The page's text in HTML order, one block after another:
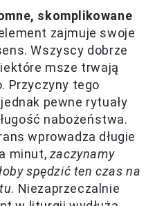
skomplikowane
zajmuje swoje
Wszyscy dobrze
msze trwają
Przyczyny tego
pewne rytuały
nabożeństwa.
wprowadza długie
minut, zaczynamy
spędzić ten czas na
. Niezaprzeczalnie